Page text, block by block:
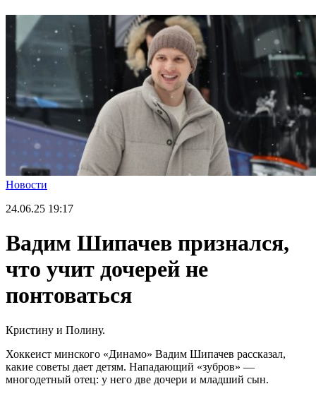
Новости
24.06.25 19:17
Вадим Шипачев признался,
что учит дочерей не
понтоваться
Кристину и Полину.
Хоккеист минского «Динамо» Вадим Шипачев рассказал,
какие советы дает детям. Нападающий «зубров» —
многодетный отец: у него две дочери и младший сын.